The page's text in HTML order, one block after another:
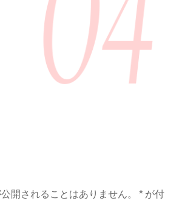
開されることはありません。 * が付